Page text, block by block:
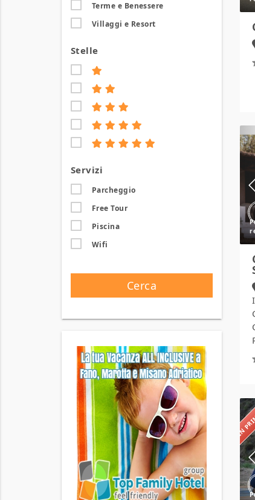
Terme e Benessere
Villaggi e Resort
Stelle
Servizi
Parcheggio
Free Tour
Piscina
Wifi
Cerca
IN